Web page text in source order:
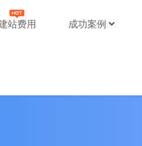
站费用 成功案例